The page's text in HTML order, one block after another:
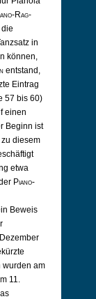
Rag-
in
können,
entstand,
Eintrag
57 bis 60)
einen
Beginn ist
diesem
etwa
Piano-
Beweis
wurden am
11.